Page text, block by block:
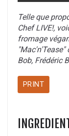
Telle que
Chef LIVE!,
fromage
Bob, Frédéric
PRINT